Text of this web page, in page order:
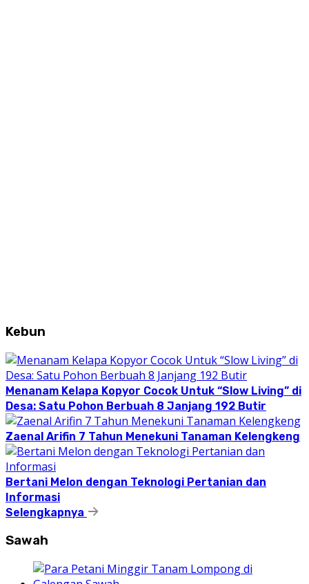
Kebun
Menanam Kelapa Kopyor Cocok Untuk “Slow Living” di
Desa: Satu Pohon Berbuah 8 Janjang 192 Butir
Zaenal Arifin 7 Tahun Menekuni Tanaman Kelengkeng
Bertani Melon dengan Teknologi Pertanian dan
Informasi
Selengkapnya
Sawah